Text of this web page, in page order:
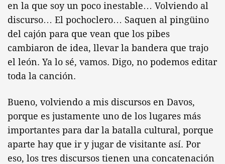
en la que soy un poco inestable… Volviendo al
discurso… El pochoclero… Saquen al pingüino
del cajón para que vean que los pibes
cambiaron de idea, llevar la bandera que trajo
el león. Ya lo sé, vamos. Digo, no podemos editar
toda la canción.
Bueno, volviendo a mis discursos en Davos,
porque es justamente uno de los lugares más
importantes para dar la batalla cultural, porque
aparte hay que ir y jugar de visitante así. Por
eso, los tres discursos tienen una concatenación